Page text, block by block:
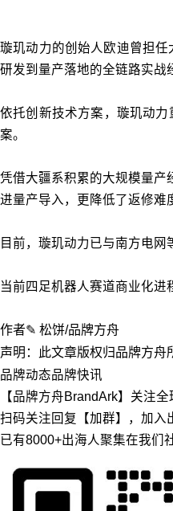
璇玑动力的创始人欧迪曾担
研发到量产落地的全链路实战
依托创新技术方案，璇玑动
案。
凭借大疆系积累的大规模量产
进量产导入，更降低了返修难
目前，璇玑动力已与南方电
当前四足机器人赛道商业化
作者✎ 松饼/品牌方舟
声明：此文章版权归品牌方
品牌动态品牌快讯
【品牌方舟BrandArk】关注
扫码关注回复【加群】，加入
已有8000+出海人聚集在我们